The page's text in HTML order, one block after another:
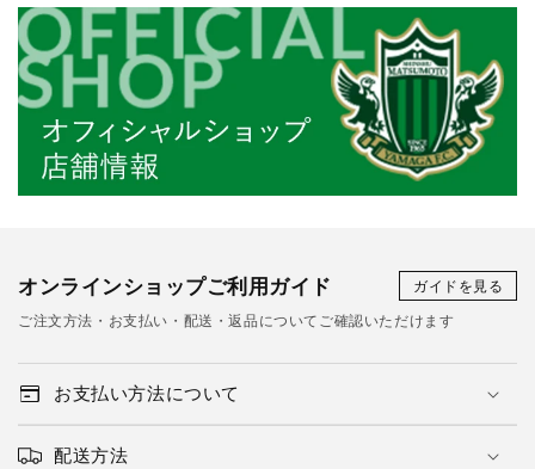
オンラインショップご利用ガイド
ガイドを見る
ご注文方法・お支払い・配送・返品についてご確認いただけます
お支払い方法について
配送方法